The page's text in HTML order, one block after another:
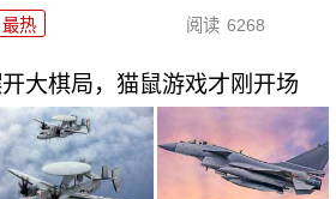
最热 阅读 6268
大棋局，猫鼠游戏才刚开场